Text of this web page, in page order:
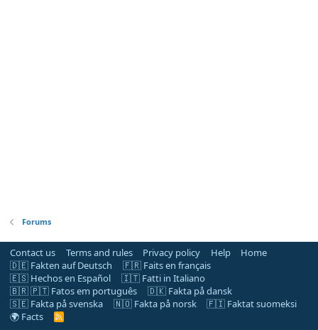
Forums
Contact us Terms and rules Privacy policy Help
Home
🇩🇪 Fakten auf Deutsch
🇫🇷 Faits en français
🇪🇸 Hechos en Español
🇮🇹 Fatti in Italiano
🇧🇷 🇵🇹 Fatos em português
🇩🇰 Fakta på dansk
🇸🇪 Fakta på svenska
🇳🇴 Fakta på norsk
🇫🇮 Faktat suomeksi
🌍 Facts
R